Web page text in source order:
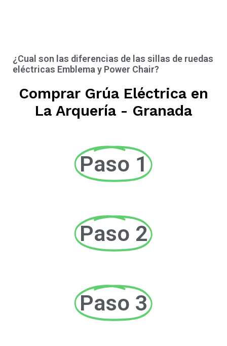
¿Cual son las diferencias de las sillas de ruedas
eléctricas Emblema y Power Chair?
Comprar Grúa Eléctrica en
La Arquería - Granada
Paso 1
Paso 2
Paso 3